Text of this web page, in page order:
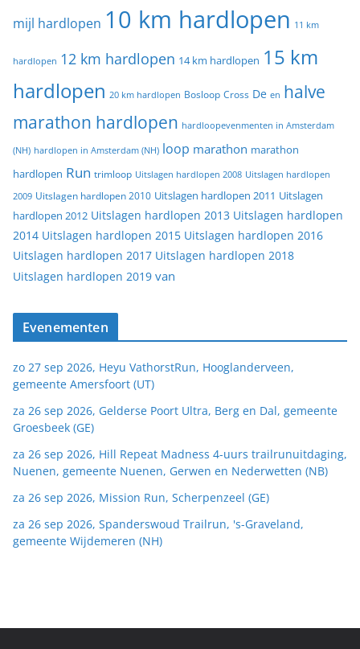
mijl hardlopen 10 km hardlopen 11 km
hardlopen 12 km hardlopen 14 km hardlopen 15 km
hardlopen 20 km hardlopen Bosloop Cross De en halve
marathon hardlopen hardloopevenmenten in Amsterdam
(NH) hardlopen in Amsterdam (NH) loop marathon marathon
hardlopen Run trimloop Uitslagen hardlopen 2008 Uitslagen hardlopen
2009 Uitslagen hardlopen 2010 Uitslagen hardlopen 2011 Uitslagen
hardlopen 2012 Uitslagen hardlopen 2013 Uitslagen hardlopen
2014 Uitslagen hardlopen 2015 Uitslagen hardlopen 2016
Uitslagen hardlopen 2017 Uitslagen hardlopen 2018
Uitslagen hardlopen 2019 van
Evenementen
zo 27 sep 2026, Heyu VathorstRun, Hooglanderveen,
gemeente Amersfoort (UT)
za 26 sep 2026, Gelderse Poort Ultra, Berg en Dal, gemeente
Groesbeek (GE)
za 26 sep 2026, Hill Repeat Madness 4-uurs trailrunuitdaging,
Nuenen, gemeente Nuenen, Gerwen en Nederwetten (NB)
za 26 sep 2026, Mission Run, Scherpenzeel (GE)
za 26 sep 2026, Spanderswoud Trailrun, 's-Graveland,
gemeente Wijdemeren (NH)